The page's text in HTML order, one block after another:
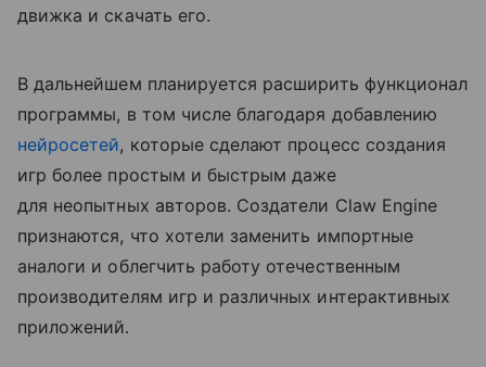
движка и скачать его.
В дальнейшем планируется расширить функционал
программы, в том числе благодаря добавлению
нейросетей, которые сделают процесс создания
игр более простым и быстрым даже
для неопытных авторов. Создатели Claw Engine
признаются, что хотели заменить импортные
аналоги и облегчить работу отечественным
производителям игр и различных интерактивных
приложений.